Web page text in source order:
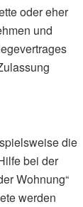
oder eher
und
die
bei der
Wohnung“
werden